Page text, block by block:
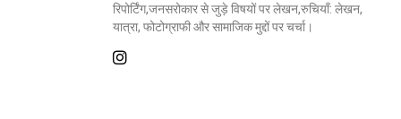
रिपोर्टिंग,जनसरोकार से जुड़े विषयों पर लेखन,रुचियाँ: लेखन,
यात्रा, फोटोग्राफी और सामाजिक मुद्दों पर चर्चा।